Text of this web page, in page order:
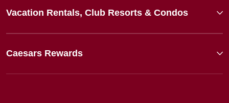
Vacation Rentals, Club Resorts & Condos
Caesars Rewards